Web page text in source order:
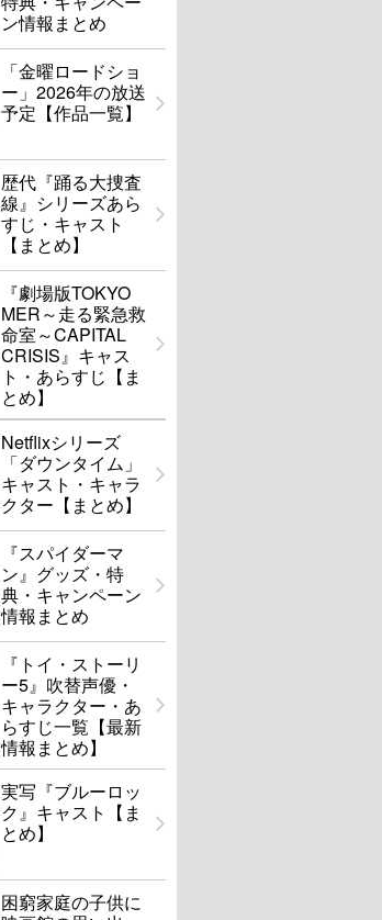
ン情報まとめ
「金曜ロードショ
ー」2026年の放送
予定【作品一覧】
歴代『踊る大捜査
線』シリーズあら
すじ・キャスト
【まとめ】
『劇場版TOKYO
MER～走る緊急救
命室～CAPITAL
CRISIS』キャス
ト・あらすじ【ま
とめ】
Netflixシリーズ
「ダウンタイム」
キャスト・キャラ
クター【まとめ】
『スパイダーマ
ン』グッズ・特
典・キャンペーン
情報まとめ
『トイ・ストーリ
ー5』吹替声優・
キャラクター・あ
らすじ一覧【最新
情報まとめ】
実写『ブルーロッ
ク』キャスト【ま
とめ】
困窮家庭の子供に